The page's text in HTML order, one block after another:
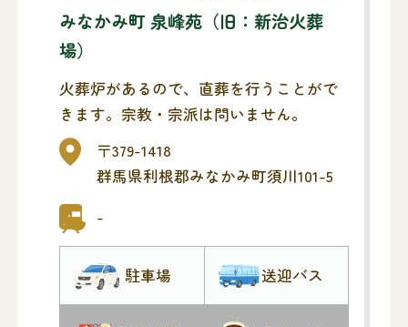
みなかみ町 泉峰苑（旧：新治火葬
場）
火葬炉があるので、直葬を行うことがで
きます。宗教・宗派は問いません。
〒379-1418
群馬県利根郡みなかみ町須川101-5
-
駐車場 送迎バス